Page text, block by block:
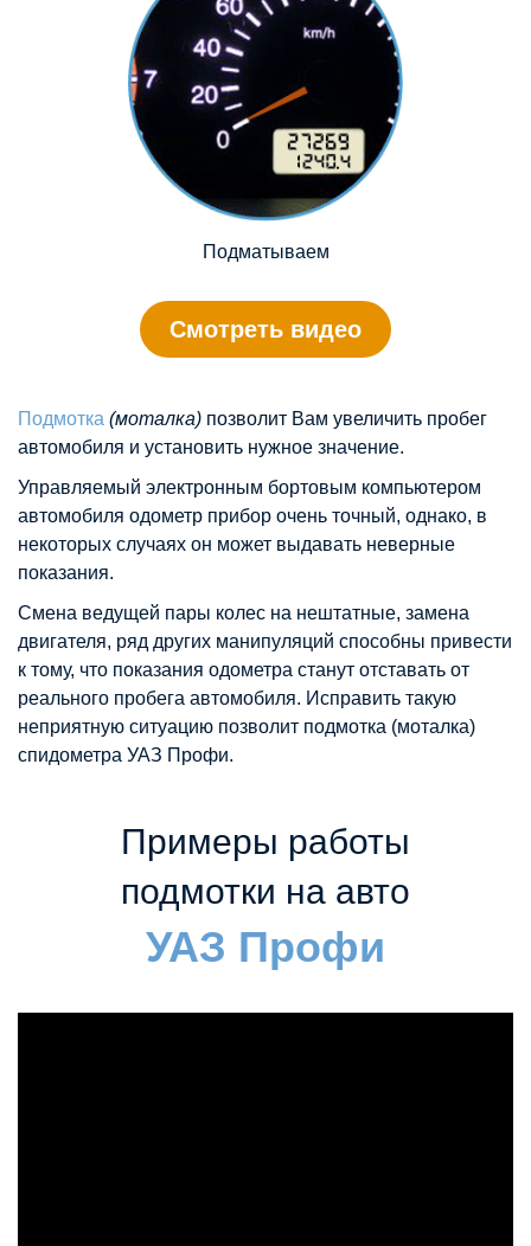
Подматываем
Смотреть видео
Подмотка (моталка) позволит Вам увеличить пробег
автомобиля и установить нужное значение.
Управляемый электронным бортовым компьютером
автомобиля одометр прибор очень точный, однако, в
некоторых случаях он может выдавать неверные
показания.
Смена ведущей пары колес на нештатные, замена
двигателя, ряд других манипуляций способны привести
к тому, что показания одометра станут отставать от
реального пробега автомобиля. Исправить такую
неприятную ситуацию позволит подмотка (моталка)
спидометра УАЗ Профи.
Примеры работы
подмотки на авто
УАЗ Профи